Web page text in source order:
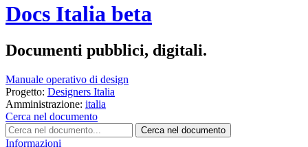
Docs Italia beta
Documenti pubblici, digitali.
Manuale operativo di design
Progetto: Designers Italia
Amministrazione: italia
Cerca nel documento
Cerca nel documento
Informazioni